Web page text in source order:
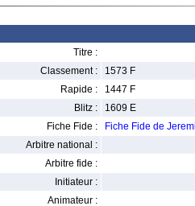
Titre :
Classement :
1573 F
Rapide :
1447 F
Blitz :
1609 E
Fiche Fide :
Fiche Fide de
Arbitre national :
Arbitre fide :
Initiateur :
Animateur :